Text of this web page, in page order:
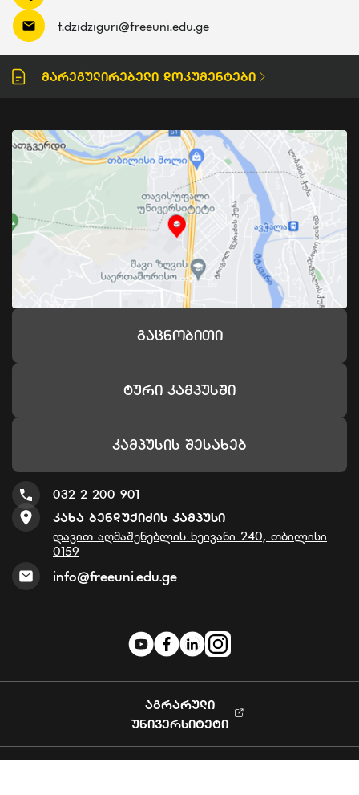
t.dzidziguri@freeuni.edu.ge
Მარეგულირებელი Დოკუმენტები
Გაცნობითი
Ტური Კამპუსში
Კამპუსის Შესახებ
032 2 200 901
Კახა Ბენდუქიძის Კამპუსი
დავით აღმაშენებლის ხეივანი 240, თბილისი
0159
info@freeuni.edu.ge
ᲐᲒᲠᲐᲠᲣᲚᲘ
ᲣᲜᲘᲕᲔᲠᲡᲘᲢᲔᲢᲘ